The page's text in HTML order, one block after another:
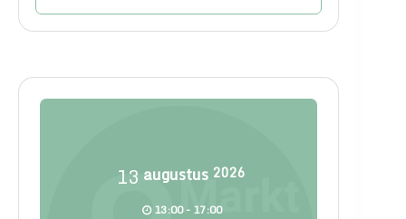
13 augustus 2026
13:00 - 17:00